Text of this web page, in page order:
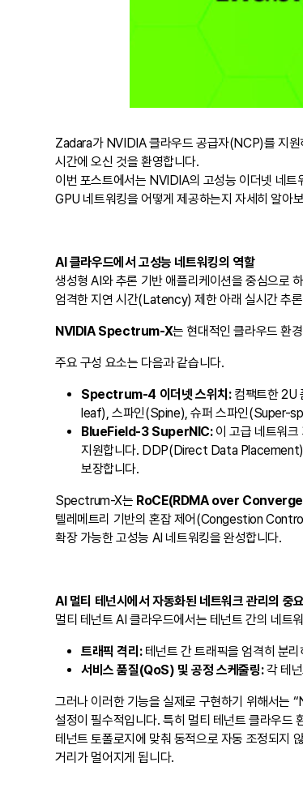
Zadara가 NVIDIA 클라우드 공급자(NCP)를 지원
시간에 오신 것을 환영합니다.
이번 포스트에서는 NVIDIA의 고성능 이더넷 네
GPU 네트워킹을 어떻게 제공하는지 자세히 알아
AI 클라우드에서 고성능 네트워킹의 역할
생성형 AI와 추론 기반 애플리케이션을 중심으로
엄격한 지연 시간(Latency) 제한 아래 실시간 추
NVIDIA Spectrum-X는 현대적인 클라우드 환
주요 구성 요소는 다음과 같습니다.
Spectrum-4 이더넷 스위치:컴팩트한 2U
leaf), 스파인(Spine), 슈퍼 스파인(Super-
BlueField-3 SuperNIC:이 고급 네트워크
지원합니다. DDP(Direct Data Placement),
보장합니다.
Spectrum-X는 RoCE(RDMA over
텔레메트리 기반의 혼잡 제어(Congestion
확장 가능한 고성능 AI 네트워킹을 완성합니다.
AI 멀티 테넌시에서 자동화된 네트워크 관리의 중
멀티 테넌트 AI 클라우드에서는 테넌트 간의 네
트래픽 격리:테넌트 간 트래픽을 엄격히 분
서비스 품질(QoS) 및 공정 스케줄링:각 테
그러나 이러한 기능을 실제로 구현하기 위해서
설정이 필수적입니다. 특히 멀티 테넌트 클라우드
테넌트 토폴로지에 맞춰 동적으로 자동 조정되지
거리가 멀어지게 됩니다.